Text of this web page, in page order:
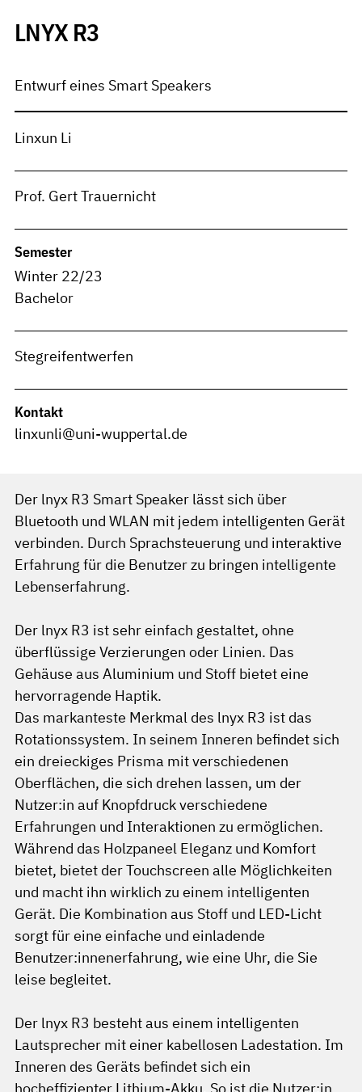
LNYX R3
Entwurf eines Smart Speakers
Linxun Li
Prof. Gert Trauernicht
Semester
Winter 22/23
Bachelor
Stegreifentwerfen
Kontakt
linxunli@uni-wuppertal.de
Der lnyx R3 Smart Speaker lässt sich über
Bluetooth und WLAN mit jedem intelligenten Gerät
verbinden. Durch Sprachsteuerung und interaktive
Erfahrung für die Benutzer zu bringen intelligente
Lebenserfahrung.
Der lnyx R3 ist sehr einfach gestaltet, ohne
überflüssige Verzierungen oder Linien. Das
Gehäuse aus Aluminium und Stoff bietet eine
hervorragende Haptik.
Das markanteste Merkmal des lnyx R3 ist das
Rotationssystem. In seinem Inneren befindet sich
ein dreieckiges Prisma mit verschiedenen
Oberflächen, die sich drehen lassen, um der
Nutzer:in auf Knopfdruck verschiedene
Erfahrungen und Interaktionen zu ermöglichen.
Während das Holzpaneel Eleganz und Komfort
bietet, bietet der Touchscreen alle Möglichkeiten
und macht ihn wirklich zu einem intelligenten
Gerät. Die Kombination aus Stoff und LED-Licht
sorgt für eine einfache und einladende
Benutzer:innenerfahrung, wie eine Uhr, die Sie
leise begleitet.
Der lnyx R3 besteht aus einem intelligenten
Lautsprecher mit einer kabellosen Ladestation. Im
Inneren des Geräts befindet sich ein
hocheffizienter Lithium-Akku. So ist die Nutzer:in